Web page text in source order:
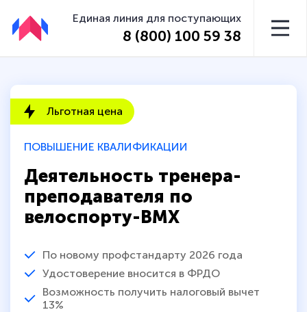
Единая линия для поступающих
8 (800) 100 59 38
ПОВЫШЕНИЕ КВАЛИФИКАЦИИ
Деятельность тренера-
преподавателя по
велоспорту-BMX
По новому профстандарту 2026 года
Удостоверение вносится в ФРДО
Возможность получить налоговый вычет
13%
Льготная цена